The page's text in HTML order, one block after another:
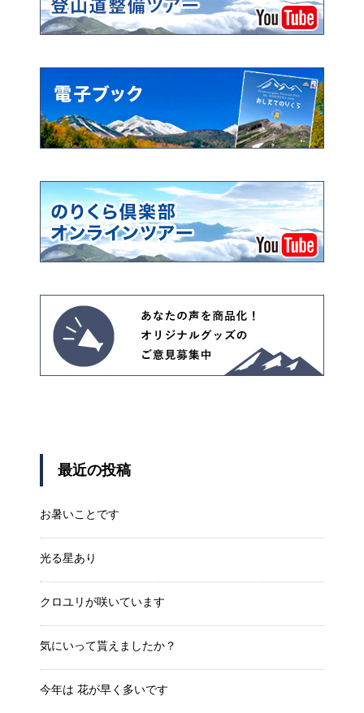
最近の投稿
お暑いことです
光る星あり
クロユリが咲いています
気にいって貰えましたか？
今年は 花が早く多いです